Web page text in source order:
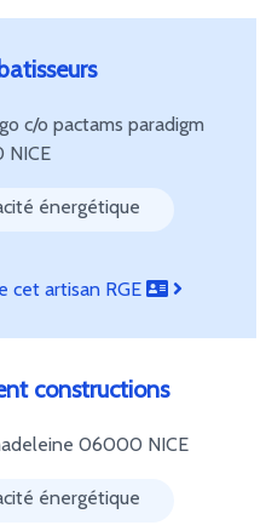
c/o pactams paradigm
énergétique
cet artisan RGE
constructions
06000 NICE
énergétique